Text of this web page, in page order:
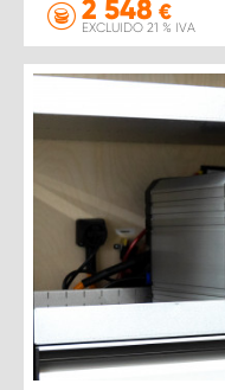
2 548 €
EXCLUIDO 21 % IVA